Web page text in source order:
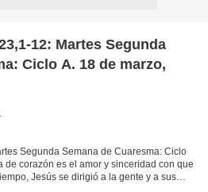
12: Martes Segunda
Ciclo A. 18 de marzo,
Segunda Semana de Cuaresma: Ciclo
de corazón es el amor y sinceridad con que
Jesús se dirigió a la gente y a sus